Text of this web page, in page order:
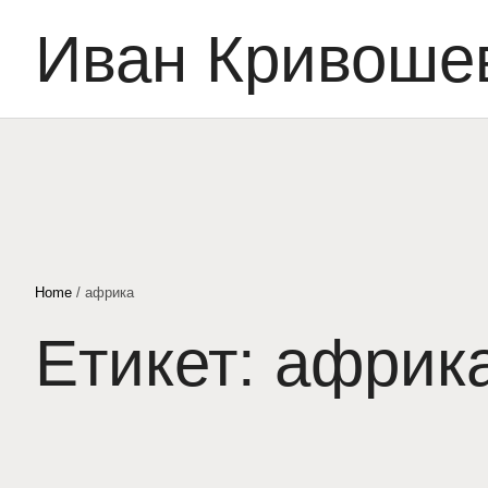
Иван
Home / африка
Етикет: